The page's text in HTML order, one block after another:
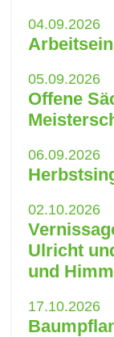
04.09.2026
05.09.2026
Offene
06.09.2026
02.10.2026
Ulricht
und
17.10.2026